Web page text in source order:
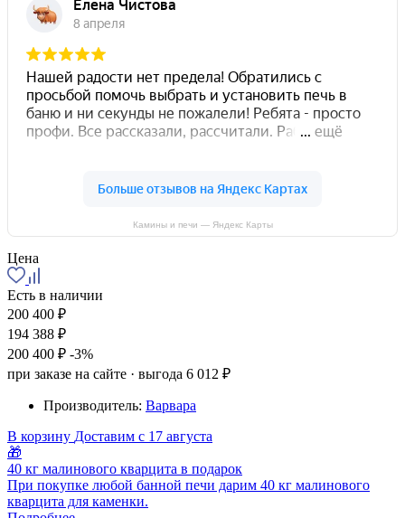
Камины и печи — Яндекс Карты
Цена
Есть в наличии
200 400 ₽
194 388 ₽
200 400 ₽ -3%
при заказе на сайте · выгода 6 012 ₽
Производитель: Варвара
В корзину Доставим с 17 августа
🎁
40 кг малинового кварцита в подарок
При покупке любой банной печи дарим 40 кг малинового
кварцита для каменки.